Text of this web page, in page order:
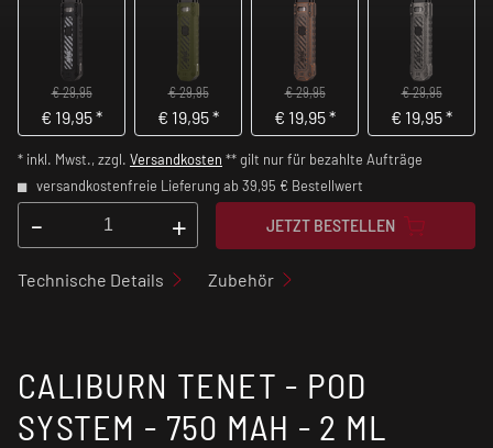
€ 29,95
€ 19,95*
€ 29,95
€ 19,95*
€ 29,95
€ 19,95*
€ 29,95
€ 19,95*
* inkl. Mwst., zzgl. Versandkosten ** gilt nur für bezahlte Aufträge
versandkostenfreie Lieferung ab 39,95 € Bestellwert
- + JETZT BESTELLEN
Technische Details Zubehör
CALIBURN TENET - POD
SYSTEM - 750 MAH - 2 ML